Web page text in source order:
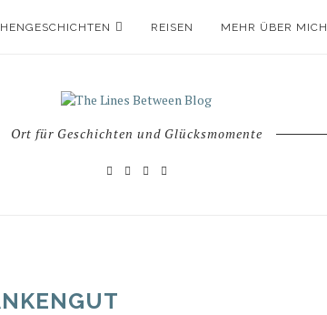
REISEN MEHR ÜBER MICH
Ort für Geschichten und Glücksmomente